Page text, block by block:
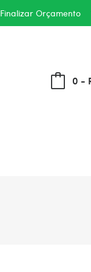
Finalizar Orçamento
0 -